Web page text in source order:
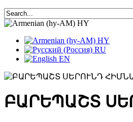
HY
HY
RU
EN
ԲԱՐԵՊԱՇՏ